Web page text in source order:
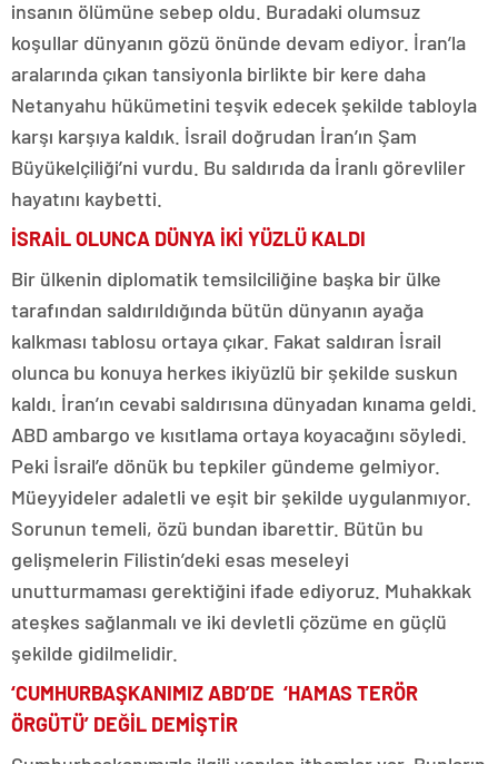
insanın ölümüne sebep oldu. Buradaki olumsuz
koşullar dünyanın gözü önünde devam ediyor. İran’la
aralarında çıkan tansiyonla birlikte bir kere daha
Netanyahu hükümetini teşvik edecek şekilde tabloyla
karşı karşıya kaldık. İsrail doğrudan İran’ın Şam
Büyükelçiliği’ni vurdu. Bu saldırıda da İranlı görevliler
hayatını kaybetti.
İSRAİL OLUNCA DÜNYA İKİ YÜZLÜ KALDI
Bir ülkenin diplomatik temsilciliğine başka bir ülke
tarafından saldırıldığında bütün dünyanın ayağa
kalkması tablosu ortaya çıkar. Fakat saldıran İsrail
olunca bu konuya herkes ikiyüzlü bir şekilde suskun
kaldı. İran’ın cevabi saldırısına dünyadan kınama geldi.
ABD ambargo ve kısıtlama ortaya koyacağını söyledi.
Peki İsrail’e dönük bu tepkiler gündeme gelmiyor.
Müeyyideler adaletli ve eşit bir şekilde uygulanmıyor.
Sorunun temeli, özü bundan ibarettir. Bütün bu
gelişmelerin Filistin’deki esas meseleyi
unutturmaması gerektiğini ifade ediyoruz. Muhakkak
ateşkes sağlanmalı ve iki devletli çözüme en güçlü
şekilde gidilmelidir.
‘CUMHURBAŞKANIMIZ ABD’DE ‘HAMAS TERÖR
ÖRGÜTÜ’ DEĞİL DEMİŞTİR